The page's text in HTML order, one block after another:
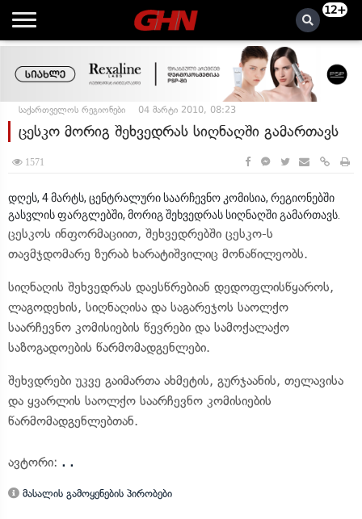
12+
საქართველოს რეგიონები 04 მარტი 2010, 08:23
ცესკო მორიგ შეხვედრას სიღნაღში გამართავს
1571
დღეს, 4 მარტს, ცენტრალური საარჩევნო კომისია, რეგიონებში
გასვლის ფარგლებში, მორიგ შეხვედრას სიღნაღში გამართავს.
ცესკოს ინფორმაციით, შეხვედრებში ცესკო-ს
თავმჯდომარე ზურაბ ხარატიშვილიც მონაწილეობს.
სიღნაღის შეხვედრას დაესწრებიან დედოფლისწყაროს,
ლაგოდეხის, სიღნაღისა და საგარეჯოს საოლქო
საარჩევნო კომისიების წევრები და სამოქალაქო
საზოგადოების წარმომადგენლები.
შეხვდრები უკვე გაიმართა ახმეტის, გურჯაანის, თელავისა
და ყვარლის საოლქო საარჩევნო კომისიების
წარმომადგენლებთან.
ავტორი: . .
მასალის გამოყენების პირობები